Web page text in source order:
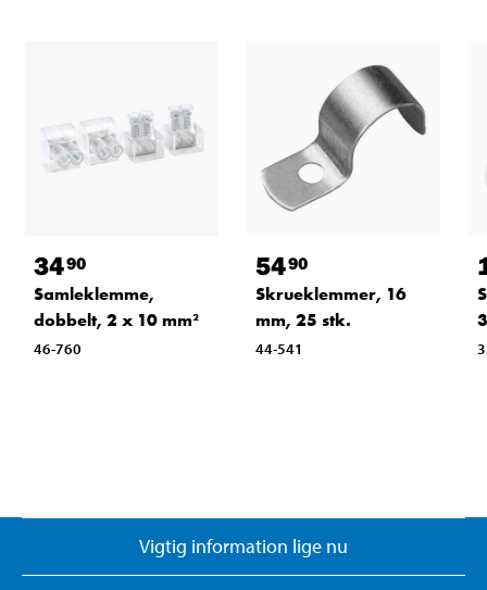
3490
Samleklemme,
dobbelt, 2 x 10 mm²
46-760
5490
Skrueklemmer, 16
mm, 25 stk.
44-541
Vigtig information lige nu